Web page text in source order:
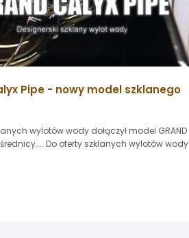
Pipe - nowy model szklanego
wylotów wody dołączył model GRAND
Do oferty szklanych wylotów wody